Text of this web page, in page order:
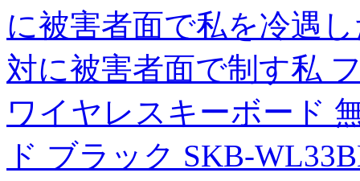
に被害者面で私を冷遇
対に被害者面で制す私
ワイヤレスキーボード
ド ブラック SKB-